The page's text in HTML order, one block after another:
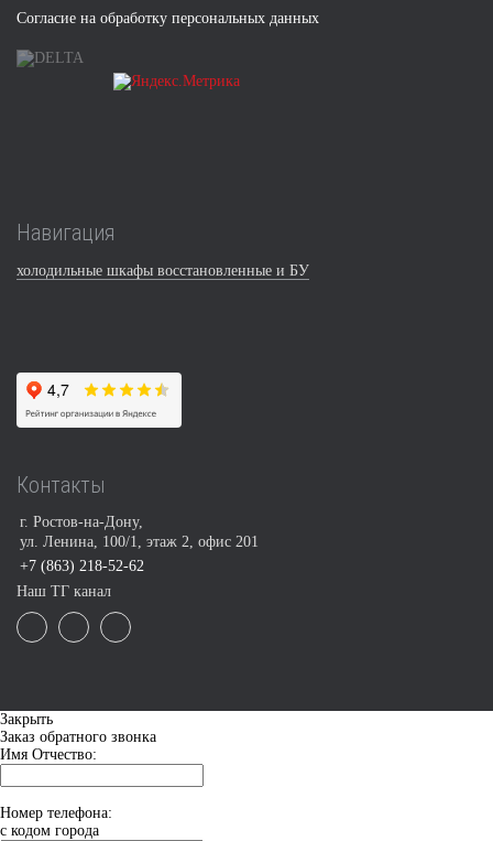
Согласие на обработку персональных данных
Навигация
холодильные шкафы восстановленные и БУ
Контакты
г. Ростов-на-Дону,
ул. Ленина, 100/1, этаж 2, офис 201
+7 (863) 218-52-62
Наш ТГ канал
Закрыть
Заказ обратного звонка
Имя Отчество:
Номер телефона:
с кодом города